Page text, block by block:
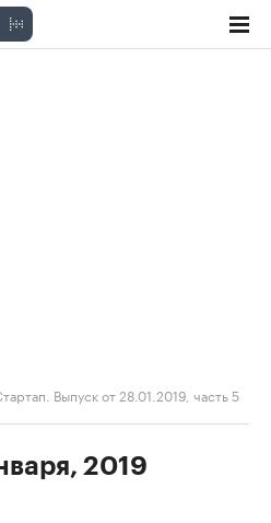
Выпуск от 28.01.2019, часть 5
2019